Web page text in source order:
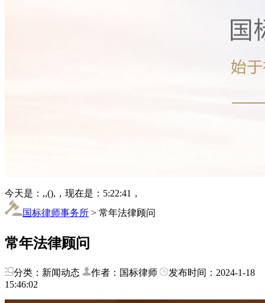
今天是：,,(),，现在是：5:22:41，
国标律师事务所 > 常年法律顾问
常年法律顾问
分类：新闻动态 作者：国标律师
发布时间：2024-1-18
15:46:02